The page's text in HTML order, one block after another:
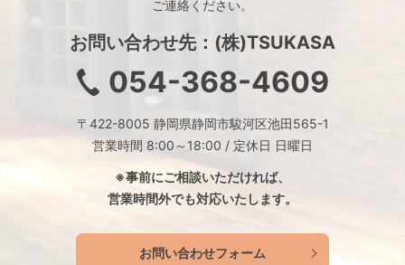
ご連絡ください。
お問い合わせ先：(株)TSUKASA
054-368-4609
〒422-8005 静岡県静岡市駿河区池田565-1
営業時間 8:00～18:00 / 定休日 日曜日
※事前にご相談いただければ、
営業時間外でも対応いたします。
お問い合わせフォーム